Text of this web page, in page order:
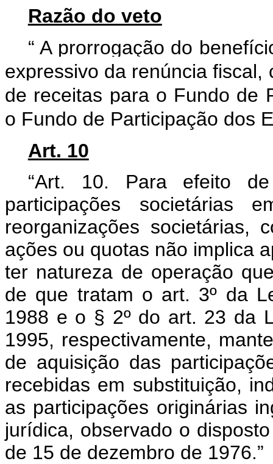
Razão do veto
“A prorrogação do
expressivo da renúncia
de receitas para o Fundo de
o Fundo de Participação dos
Art. 10
“Art. 10. Para efeito
participações societárias
reorganizações societárias,
ações ou quotas não implica
ter natureza de operação
de que tratam o art. 3º da
1988 e o § 2º do art. 23 da
1995, respectivamente,
de aquisição das
recebidas em substituição,
as participações originárias
jurídica, observado o
de 15 de dezembro de 1976.”